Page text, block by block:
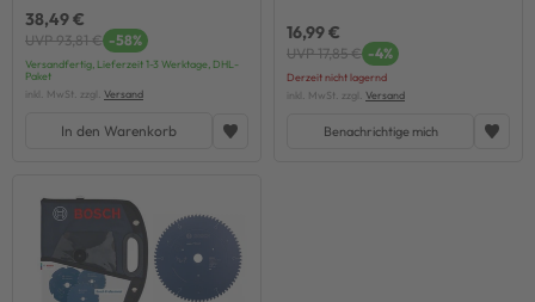
38,49 €
UVP 93,81 € -58%
Versandfertig, Lieferzeit 1-3 Werktage, DHL-
Paket
inkl. MwSt. zzgl. Versand
In den Warenkorb
16,99 €
UVP 17,85 € -4%
Derzeit nicht lagernd
inkl. MwSt. zzgl. Versand
Benachrichtige mich